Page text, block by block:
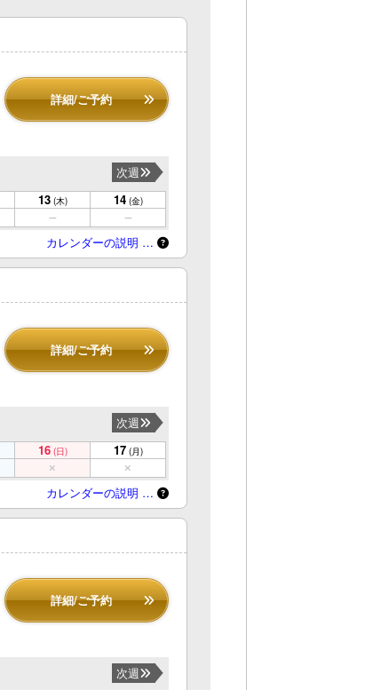
詳細/ご予約
次週
13 (木) 14 (金)
カレンダーの説明 …
詳細/ご予約
次週
16 (日) 17 (月)
カレンダーの説明 …
詳細/ご予約
次週